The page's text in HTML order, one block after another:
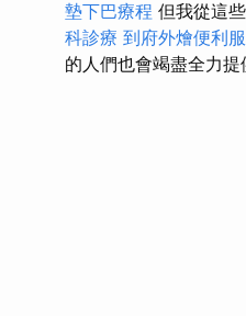
墊下巴療程 但我從這
科診療 到府外燴便利
的人們也會竭盡全力提